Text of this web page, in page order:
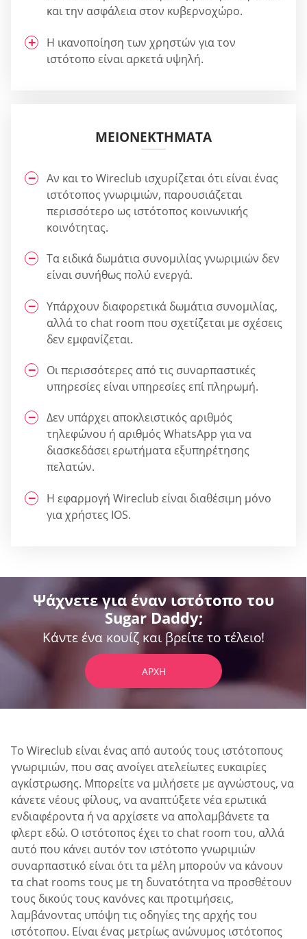
και την ασφάλεια στον κυβερνοχώρο.
Η ικανοποίηση των χρηστών για τον
ιστότοπο είναι αρκετά υψηλή.
ΜΕΙΟΝΕΚΤΉΜΑΤΑ
Αν και το Wireclub ισχυρίζεται ότι είναι ένας
ιστότοπος γνωριμιών, παρουσιάζεται
περισσότερο ως ιστότοπος κοινωνικής
κοινότητας.
Τα ειδικά δωμάτια συνομιλίας γνωριμιών δεν
είναι συνήθως πολύ ενεργά.
Υπάρχουν διαφορετικά δωμάτια συνομιλίας,
αλλά το chat room που σχετίζεται με σχέσεις
δεν εμφανίζεται.
Οι περισσότερες από τις συναρπαστικές
υπηρεσίες είναι υπηρεσίες επί πληρωμή.
Δεν υπάρχει αποκλειστικός αριθμός
τηλεφώνου ή αριθμός WhatsApp για να
διασκεδάσει ερωτήματα εξυπηρέτησης
πελατών.
Η εφαρμογή Wireclub είναι διαθέσιμη μόνο
για χρήστες IOS.
Ψάχνετε για έναν ιστότοπο του
Sugar Daddy;
Κάντε ένα κουίζ και βρείτε το τέλειο!
ΑΡΧΉ
Το Wireclub είναι ένας από αυτούς τους ιστότοπους
γνωριμιών, που σας ανοίγει ατελείωτες ευκαιρίες
αγκίστρωσης. Μπορείτε να μιλήσετε με αγνώστους, να
κάνετε νέους φίλους, να αναπτύξετε νέα ερωτικά
ενδιαφέροντα ή να αρχίσετε να απολαμβάνετε τα
φλερτ εδώ. Ο ιστότοπος έχει το chat room του, αλλά
αυτό που κάνει αυτόν τον ιστότοπο γνωριμιών
συναρπαστικό είναι ότι τα μέλη μπορούν να κάνουν
τα chat rooms τους με τη δυνατότητα να προσθέτουν
τους δικούς τους κανόνες και προτιμήσεις,
λαμβάνοντας υπόψη τις οδηγίες της αρχής του
ιστότοπου. Είναι ένας μετρίως ανώνυμος ιστότοπος